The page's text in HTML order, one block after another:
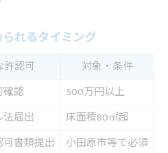
れるタイミング
許認可
対象・条件
確認
500万円以上
法届出
床面積80㎡超
書類提出 小田原市等で必須